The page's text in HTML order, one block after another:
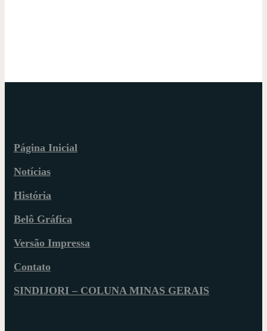
Página Inicial
Notícias
História
Belô Gráfica
Versão Impressa
Contato
SINDIJORI – COLUNA MINAS GERAIS